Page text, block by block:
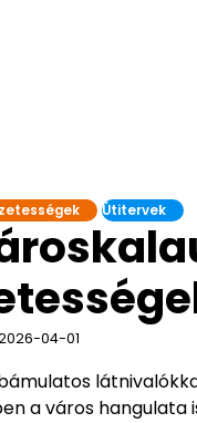
Útitervek
04-01
a város hangulata